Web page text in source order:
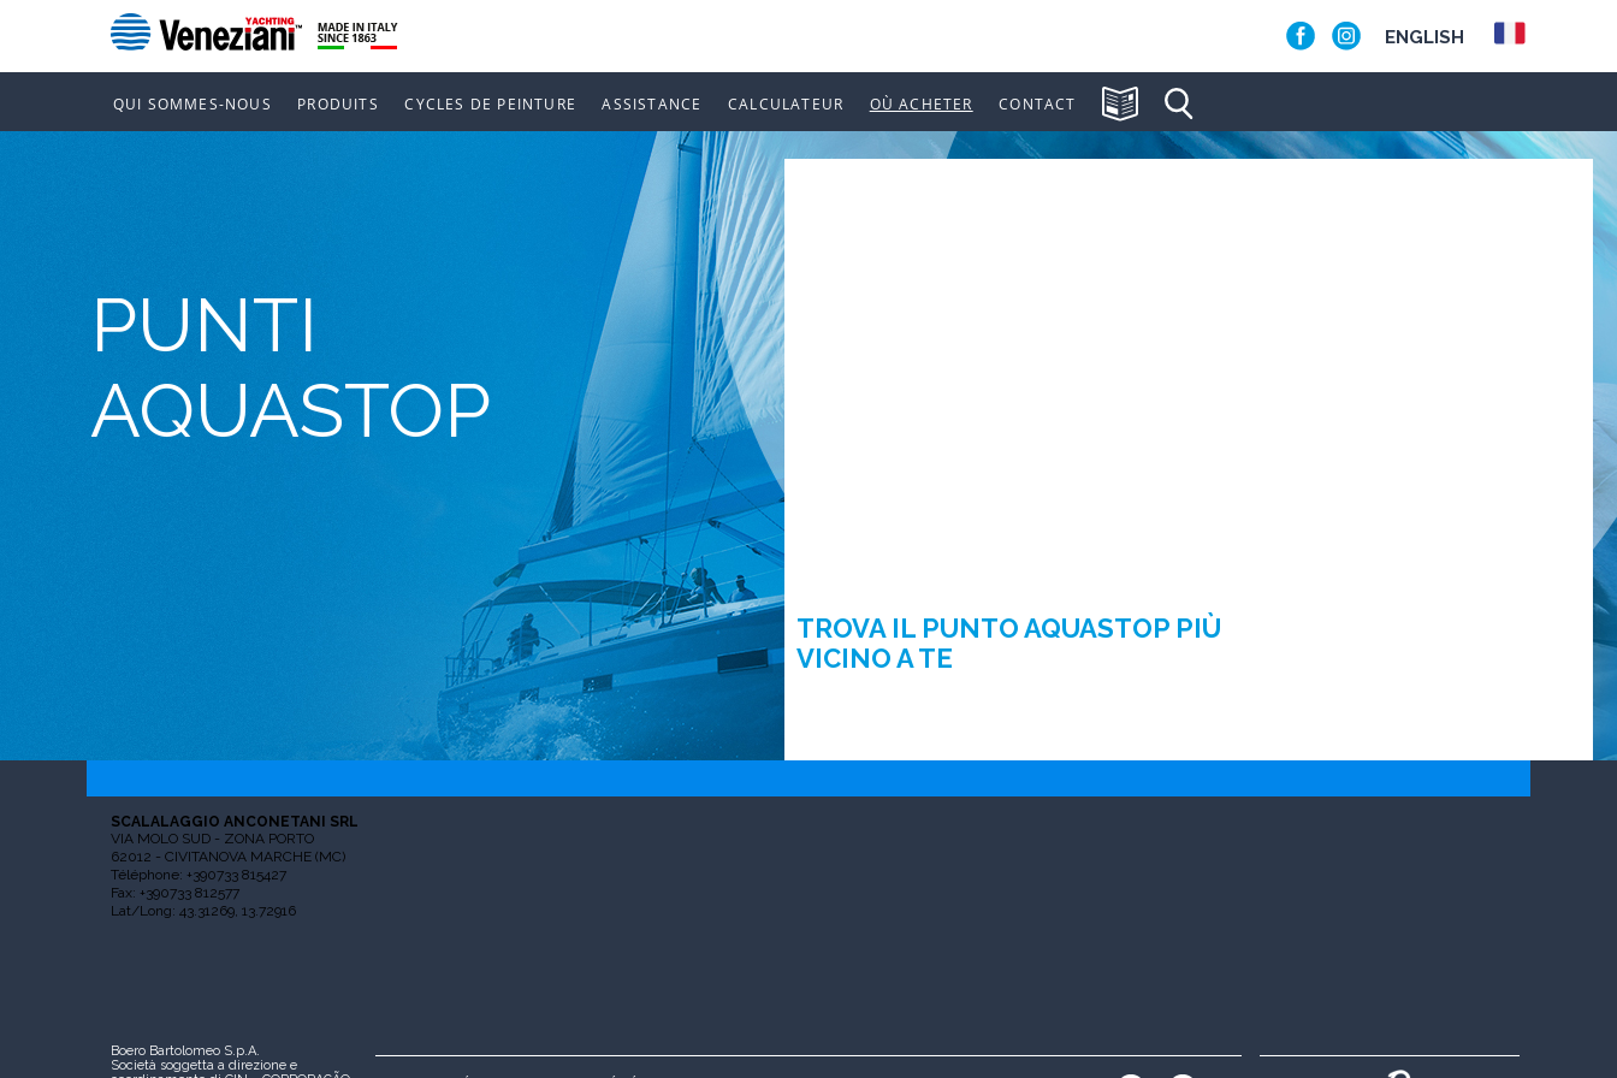
ENGLISH
QUI SOMMES-NOUS PRODUITS CYCLES DE PEINTURE ASSISTANCE CALCULATEUR OÙ ACHETER CONTACT
PUNTI
AQUASTOP
TROVA IL PUNTO AQUASTOP PIÙ
VICINO A TE
SCALALAGGIO ANCONETANI SRL
VIA MOLO SUD - ZONA PORTO
62012 - CIVITANOVA MARCHE (MC)
Téléphone: +390733 815427
Fax: +390733 812577
Lat/Long: 43.31269, 13.72916
Boero Bartolomeo S.p.A.
Società soggetta a direzione e